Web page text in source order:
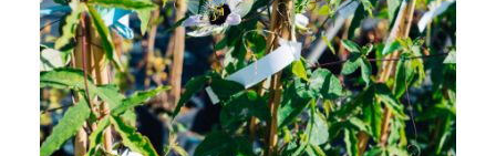
CONTACT